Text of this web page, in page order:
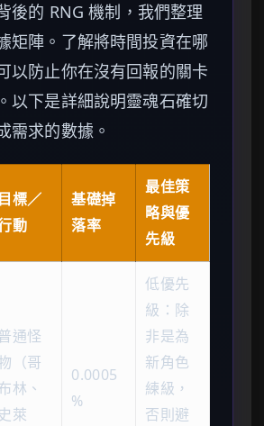
後的 RNG 機制，我們整理
矩陣。了解將時間投資在哪
以防止你在沒有回報的關卡
以下是詳細說明靈魂石確切
需求的數據。
目標／
動
基礎掉
落率
最佳策
略與優
先級
通怪
（哥
林、
史萊
0.0005
%
低優先
級：除
非是為
新角色
練級，
否則避